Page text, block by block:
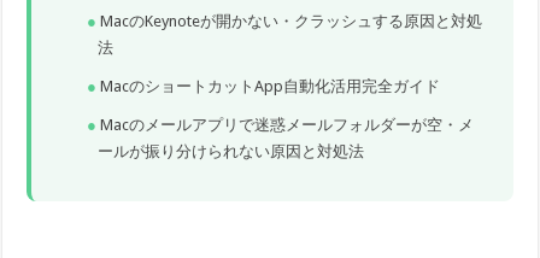
MacのKeynoteが開かない・クラッシュする原因と対処
法
MacのショートカットApp自動化活用完全ガイド
Macのメールアプリで迷惑メールフォルダーが空・メ
ールが振り分けられない原因と対処法